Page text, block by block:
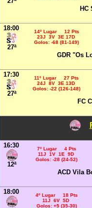
HC
18:00
27ª
14º Lugar 12 Pts
23J 3V 3E 17D
Golos: -68 (81-149)
GDR "Os
17:30
27ª
11º Lugar 27 Pts
24J 8V 3E 13D
Golos: -22 (126-148)
FC
16:30
12ª
7º Lugar 4 Pts
11J 1V 1E 9D
Golos: -28 (24-52)
ACD Vila
18:00
4º Lugar 18 Pts
11J 6V 5D
Golos: +5 (35-30)